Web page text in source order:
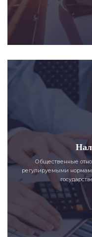
Общественные
регулируемыми